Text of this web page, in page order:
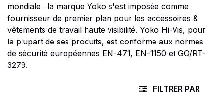
mondiale : la marque Yoko s'est imposée comme
fournisseur de premier plan pour les accessoires &
vêtements de travail haute visibilité. Yoko Hi-Vis, pour
la plupart de ses produits, est conforme aux normes
de sécurité européennes EN-471, EN-1150 et GO/RT-
3279.
FILTRER PAR